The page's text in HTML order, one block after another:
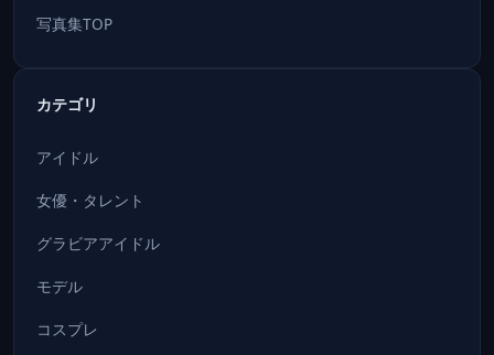
写真集TOP
カテゴリ
アイドル
女優・タレント
グラビアアイドル
モデル
コスプレ